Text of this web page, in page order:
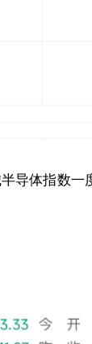
导体指数一